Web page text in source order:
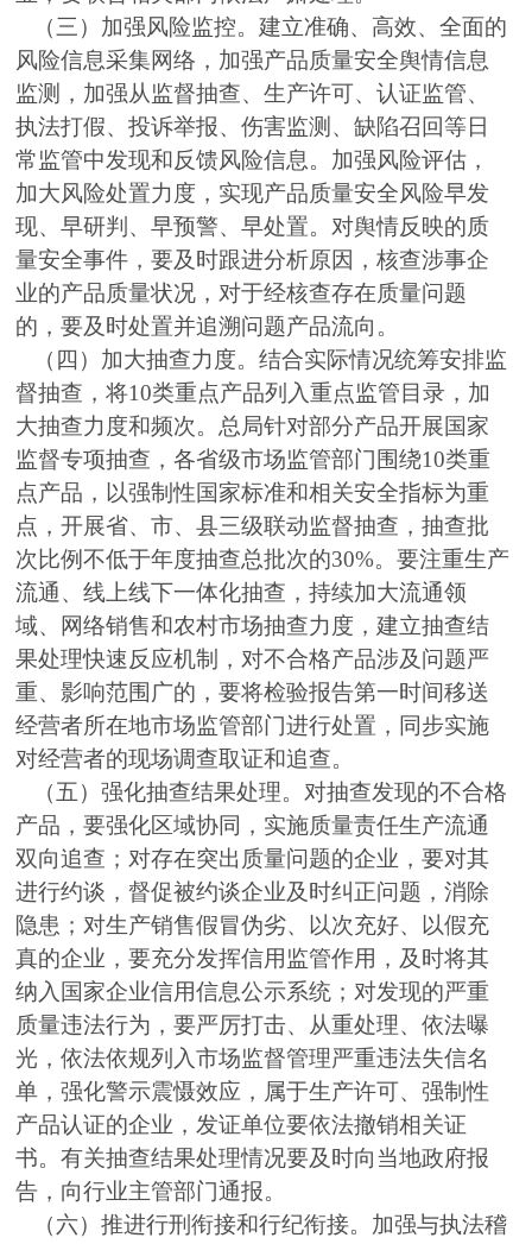
（三）加强风险监控。建立准确、高效、全面的
风险信息采集网络，加强产品质量安全舆情信息
监测，加强从监督抽查、生产许可、认证监管、
执法打假、投诉举报、伤害监测、缺陷召回等日
常监管中发现和反馈风险信息。加强风险评估，
加大风险处置力度，实现产品质量安全风险早发
现、早研判、早预警、早处置。对舆情反映的质
量安全事件，要及时跟进分析原因，核查涉事企
业的产品质量状况，对于经核查存在质量问题
的，要及时处置并追溯问题产品流向。
（四）加大抽查力度。结合实际情况统筹安排监
督抽查，将10类重点产品列入重点监管目录，加
大抽查力度和频次。总局针对部分产品开展国家
监督专项抽查，各省级市场监管部门围绕10类重
点产品，以强制性国家标准和相关安全指标为重
点，开展省、市、县三级联动监督抽查，抽查批
次比例不低于年度抽查总批次的30%。要注重生产
流通、线上线下一体化抽查，持续加大流通领
域、网络销售和农村市场抽查力度，建立抽查结
果处理快速反应机制，对不合格产品涉及问题严
重、影响范围广的，要将检验报告第一时间移送
经营者所在地市场监管部门进行处置，同步实施
对经营者的现场调查取证和追查。
（五）强化抽查结果处理。对抽查发现的不合格
产品，要强化区域协同，实施质量责任生产流通
双向追查；对存在突出质量问题的企业，要对其
进行约谈，督促被约谈企业及时纠正问题，消除
隐患；对生产销售假冒伪劣、以次充好、以假充
真的企业，要充分发挥信用监管作用，及时将其
纳入国家企业信用信息公示系统；对发现的严重
质量违法行为，要严厉打击、从重处理、依法曝
光，依法依规列入市场监督管理严重违法失信名
单，强化警示震慑效应，属于生产许可、强制性
产品认证的企业，发证单位要依法撤销相关证
书。有关抽查结果处理情况要及时向当地政府报
告，向行业主管部门通报。
（六）推进行刑衔接和行纪衔接。加强与执法稽